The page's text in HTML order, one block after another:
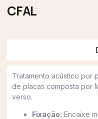
CFAL
Tratamento acústico por
de placas composta por
verso.
Fixação: Encaixe